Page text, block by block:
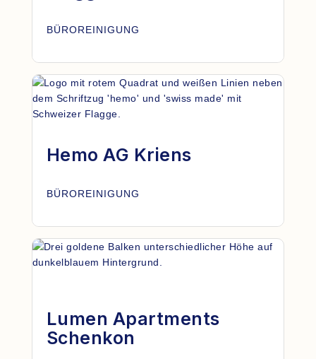
BÜROREINIGUNG
Hemo AG Kriens
BÜROREINIGUNG
Lumen Apartments
Schenkon